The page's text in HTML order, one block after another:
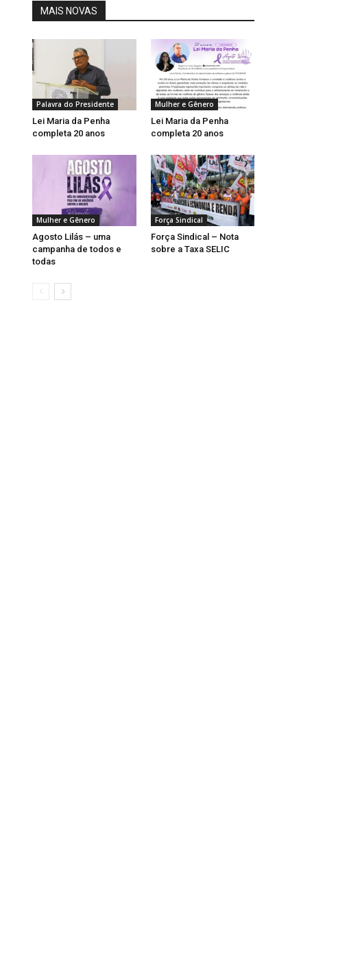
MAIS NOVAS
Palavra do Presidente
Lei Maria da Penha
completa 20 anos
Mulher e Gênero
Lei Maria da Penha
completa 20 anos
Mulher e Gênero
Agosto Lilás – uma
campanha de todos e
todas
Força Sindical
Força Sindical – Nota
sobre a Taxa SELIC